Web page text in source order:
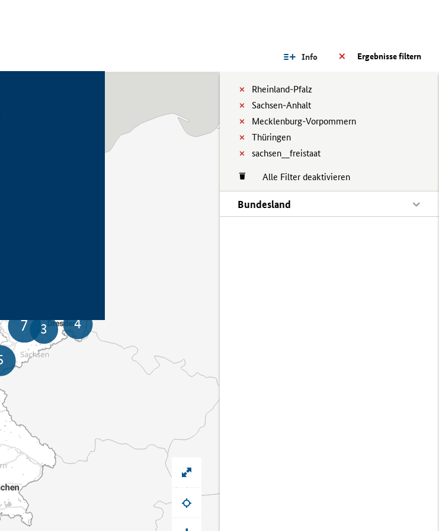
Ergebnisse filtern
Info
Rheinland-Pfalz
Sachsen-Anhalt
Mecklenburg-Vorpommern
Thüringen
sachsen__freistaat
Alle Filter deaktivieren
Bundesland